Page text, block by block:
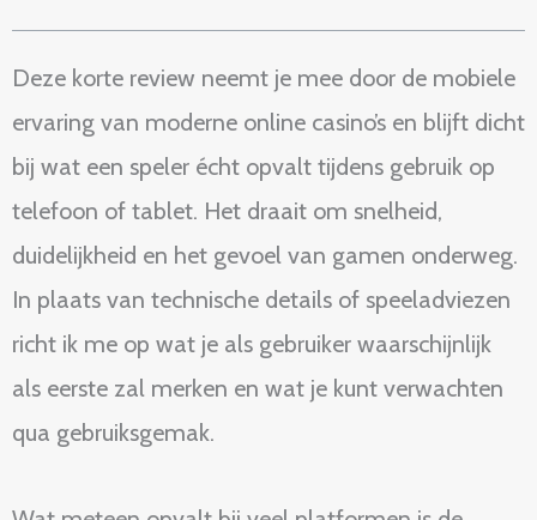
Deze korte review neemt je mee door de mobiele
ervaring van moderne online casino’s en blijft dicht
bij wat een speler écht opvalt tijdens gebruik op
telefoon of tablet. Het draait om snelheid,
duidelijkheid en het gevoel van gamen onderweg.
In plaats van technische details of speeladviezen
richt ik me op wat je als gebruiker waarschijnlijk
als eerste zal merken en wat je kunt verwachten
qua gebruiksgemak.